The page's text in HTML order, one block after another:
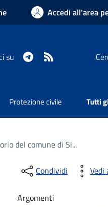
Accedi all'area
su Telegram
Protezione civile Tutti
del comune di Si...
Condividi Vedi
Argomenti